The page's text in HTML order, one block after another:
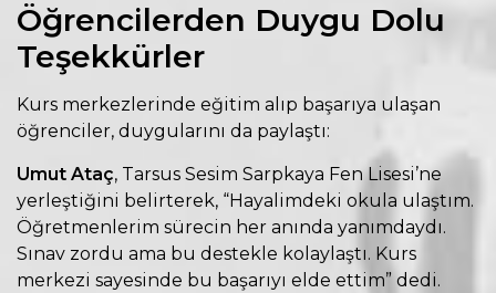
Öğrencilerden Duygu Dolu
Teşekkürler
Kurs merkezlerinde eğitim alıp başarıya ulaşan
öğrenciler, duygularını da paylaştı:
Umut Ataç, Tarsus Sesim Sarpkaya Fen Lisesi’ne
yerleştiğini belirterek, “Hayalimdeki okula ulaştım.
Öğretmenlerim sürecin her anında yanımdaydı.
Sınav zordu ama bu destekle kolaylaştı. Kurs
merkezi sayesinde bu başarıyı elde ettim” dedi.